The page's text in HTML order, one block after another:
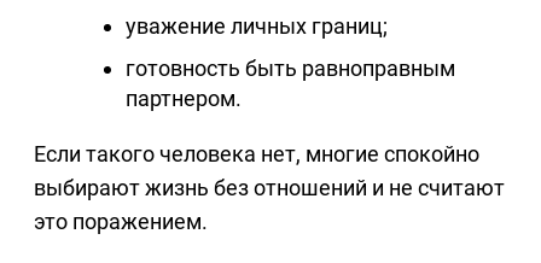
уважение личных границ;
готовность быть равноправным
партнером.
Если такого человека нет, многие спокойно
выбирают жизнь без отношений и не считают
это поражением.